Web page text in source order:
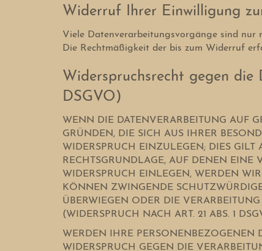
Widerruf Ihrer Einwilligung
Viele Datenverarbeitungsvorgänge sind nur
Die Rechtmäßigkeit der bis zum Widerruf
Widerspruchsrecht gegen die
DSGVO)
WENN DIE DATENVERARBEITUNG AUF
GRÜNDEN, DIE SICH AUS IHRER
WIDERSPRUCH EINZULEGEN; DIES GILT
RECHTSGRUNDLAGE, AUF DENEN EINE
WIDERSPRUCH EINLEGEN, WERDEN
KÖNNEN ZWINGENDE
ÜBERWIEGEN ODER DIE
(WIDERSPRUCH NACH ART. 21 ABS. 1
WERDEN IHRE PERSONENBEZOGENEN
WIDERSPRUCH GEGEN DIE